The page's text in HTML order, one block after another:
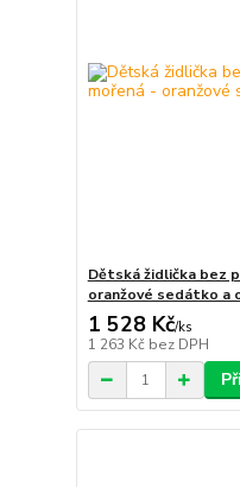
Dětská židlička bez
oranžové sedátko a
1 528 Kč/ks
1 263 Kč bez DPH